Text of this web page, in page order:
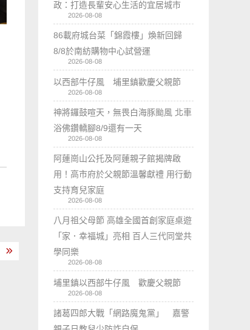
政：打造長輩安心生活的宜居城市
2026-08-08
86載府城台菜「錦霞樓」煥新回歸
8/8於南紡購物中心試營運
2026-08-08
以西部牛仔風 埔里鎮歡慶父親節
2026-08-08
神將鑼鼓喧天，無畏白海豚颱風 北車
浴佛鑽轎腳8/9還有一天
2026-08-08
阿蓮崗山公托及阿蓮親子館揭牌啟
用！高市府於父親節溫馨獻禮 用行動
支持育兒家庭
2026-08-08
八月祖父母節 高雄全國首創家庭桌遊
「家．幸福城」亮相 百人三代同堂共
學同樂
2026-08-08
埔里鎮以西部牛仔風 歡慶父親節
2026-08-08
諸葛四郎大戰「網路魔鬼黨」 嘉警